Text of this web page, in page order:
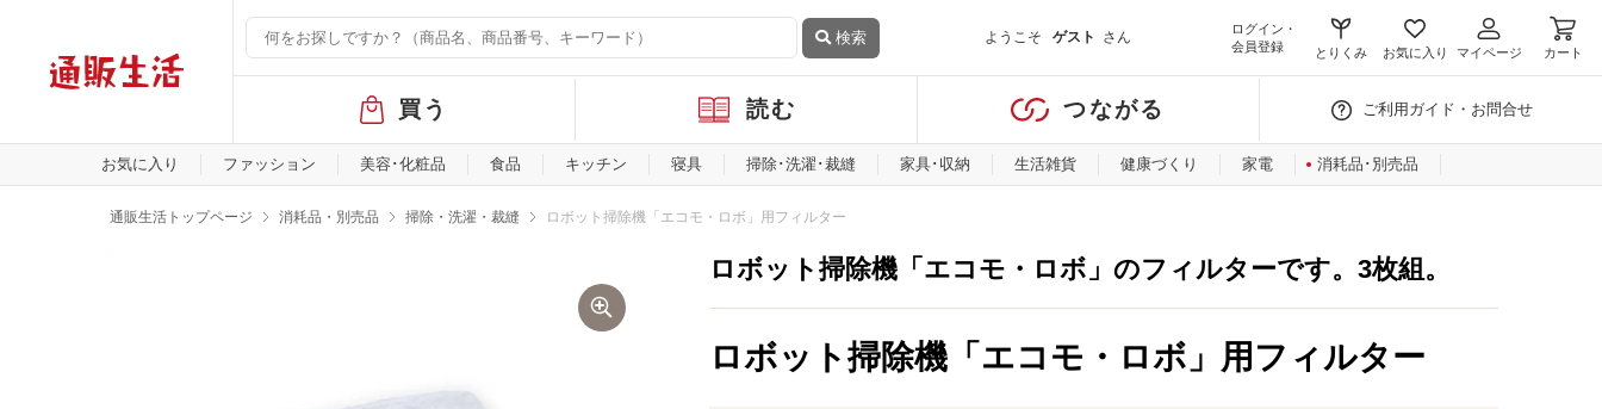
検索 ようこそ ゲスト さん
ログイン・
会員登録
とりくみ お気に入り マイページ カート
バ
ル
メ
買う 読む つながる ご利用ガイド・お問合せ
お気に入り ファッション 美容･化粧品 食品 キッチン 寝具 掃除･洗濯･裁縫 家具･収納 生活雑貨 健康づくり 家電 消耗品･別売品
通販生活トップページ 消耗品・別売品 掃除・洗濯・裁縫 ロボット掃除機「エコモ・ロボ」用フィルター
ロボット掃除機「エコモ・ロボ」のフィルターです。3枚組。
ロボット掃除機「エコモ・ロボ」用フィルター